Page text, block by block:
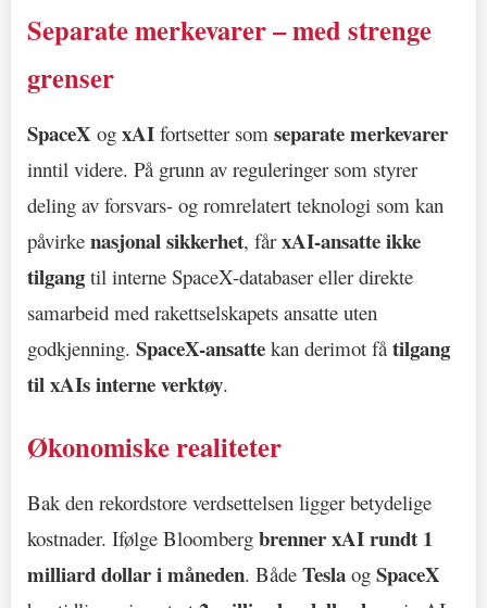
Separate merkevarer – med strenge
grenser
SpaceX og xAI fortsetter som separate merkevarer
inntil videre. På grunn av reguleringer som styrer
deling av forsvars- og romrelatert teknologi som kan
påvirke nasjonal sikkerhet, fårxAI-ansatte ikke
tilgang til interne SpaceX-databaser eller direkte
samarbeid med rakettselskapets ansatte uten
godkjenning. SpaceX-ansatte kan derimot fåtilgang
til xAIs interne verktøy.
Økonomiske realiteter
Bak den rekordstore verdsettelsen ligger betydelige
kostnader. Ifølge Bloomberg brenner xAI rundt 1
milliard dollar i måneden. Både Tesla og SpaceX